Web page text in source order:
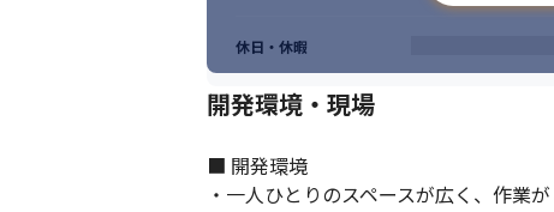
休日・休暇
開発環境・現場
■ 開発環境
・一人ひとりのスペースが広く、作業